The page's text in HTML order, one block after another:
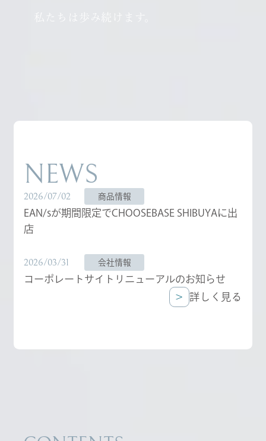
私たちは歩み続けます。
NEWS
詳しく見る
2026/07/02 商品情報
EAN/sが期間限定でCHOOSEBASE SHIBUYAに出
店
2026/03/31 会社情報
コーポレートサイトリニューアルのお知らせ